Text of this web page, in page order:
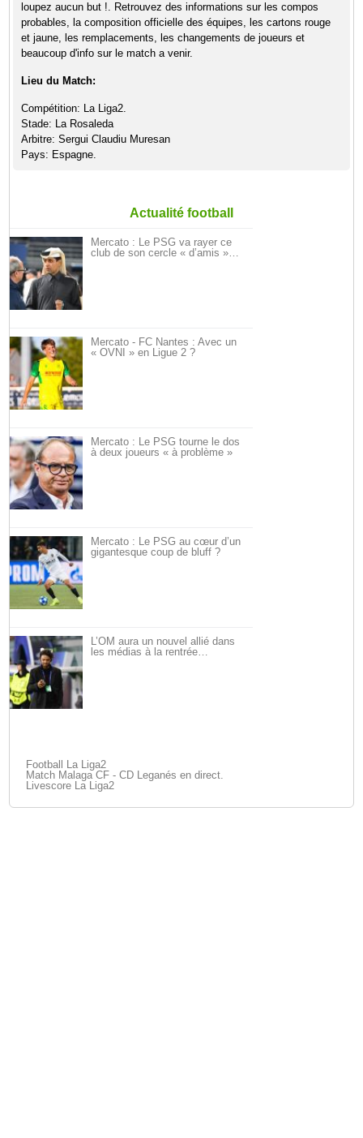
loupez aucun but !. Retrouvez des informations sur les compos
probables, la composition officielle des équipes, les cartons rouge
et jaune, les remplacements, les changements de joueurs et
beaucoup d'info sur le match a venir.
Lieu du Match:
Compétition: La Liga2.
Stade: La Rosaleda
Arbitre: Sergui Claudiu Muresan
Pays: Espagne.
Actualité football
Mercato : Le PSG va rayer ce
club de son cercle « d’amis »…
Mercato - FC Nantes : Avec un
« OVNI » en Ligue 2 ?
Mercato : Le PSG tourne le dos
à deux joueurs « à problème »
Mercato : Le PSG au cœur d’un
gigantesque coup de bluff ?
L’OM aura un nouvel allié dans
les médias à la rentrée…
Football La Liga2
Match Malaga CF - CD Leganés en direct.
Livescore La Liga2